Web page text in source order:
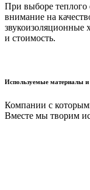
При выборе теплого
внимание на
звукоизоляционные
и стоимость.
Используемые материалы и
Компании с
Вместе мы творим